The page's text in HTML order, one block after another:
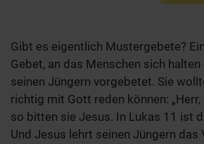
Gibt es eigentlich Mustergebete?
Gebet, an das Menschen sich
seinen Jüngern vorgebetet. Sie
richtig mit Gott reden können: „Herr,
so bitten sie Jesus. In Lukas 11 ist
Und Jesus lehrt seinen Jüngern das